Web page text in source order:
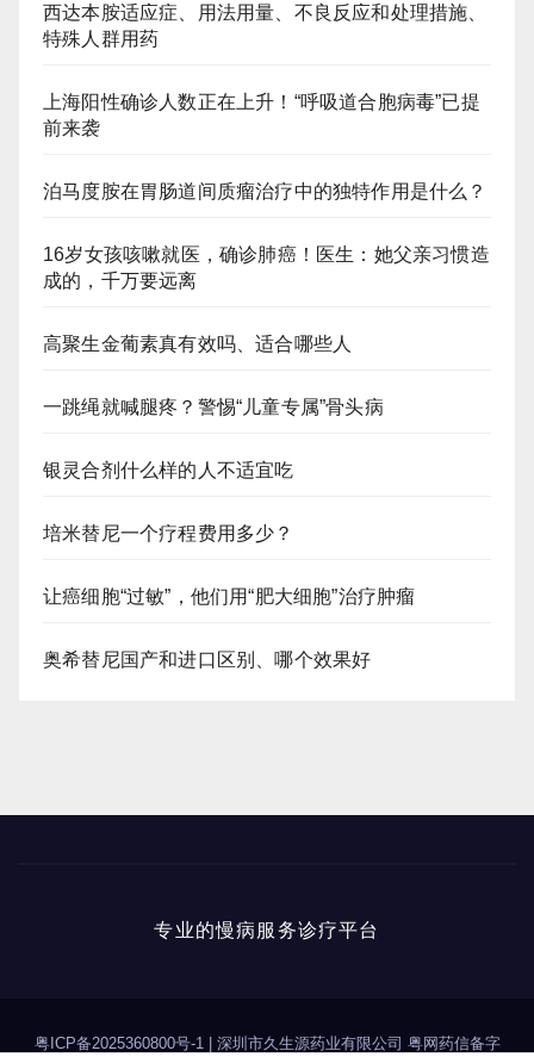
西达本胺适应症、用法用量、不良反应和处理措施、
特殊人群用药
上海阳性确诊人数正在上升！“呼吸道合胞病毒”已提
前来袭
泊马度胺在胃肠道间质瘤治疗中的独特作用是什么？
16岁女孩咳嗽就医，确诊肺癌！医生：她父亲习惯造
成的，千万要远离
高聚生金葡素真有效吗、适合哪些人
一跳绳就喊腿疼？警惕“儿童专属”骨头病
银灵合剂什么样的人不适宜吃
培米替尼一个疗程费用多少？
让癌细胞“过敏”，他们用“肥大细胞”治疗肿瘤
奥希替尼国产和进口区别、哪个效果好
专业的慢病服务诊疗平台
粤ICP备2025360800号-1 深圳市久生源药业有限公司 粤网药信备字